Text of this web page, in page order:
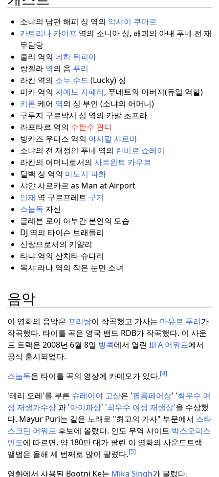
소냐의 남편 해피 싱 역의 악샤이 쿠마르
카트리나 카이프 역의 소니아 싱, 해피의 아내 푸네 전 재
무담당
줄리 역의 네하 뒤피아
랑젤라 역의 옴 푸리
라칸 역의 소누 수드 (Lucky) 싱
미카 역의 자예브 자페리, 푸네트의 아버지(듀얼 역할)
키론 케어 역의 싱 부인 (소냐의 어머니)
구루지 구르박시 싱 역의 카말 초프라
라프타르 역의 수한수 판디
방카즈 우다스 역의 야시팔 샤르마
소냐의 전 재정인 푸네 역의 란비르 쇼레이
라칸의 어머니로서의 사트완트 카우르
딜백 싱 역의 마노지 파화
샤얀 사르카르 as Man at Airport
만재 역 구르프레트 구기
스눕독 자신
글레븐 로이 아부간 본연의 모습
DJ 역의 타이슨 브래들리
신랑으로서의 키얄리
타냐 역의 산치타 슈다리
목샤 라나 역의 작은 눈먼 소녀
음악
이 영화의 음악은 프리탐이 작곡했고 가사는 마유르 푸리가
작곡했다. 타이틀 곡은 영국 밴드 RDB가 작곡했다. 이 사운
드 트랙은 2008년 6월 8일 방콕에서 열린 IIFA 어워드에서
공식 출시되었다.
스눕독은 타이틀 곡의 영상에 카메오가 있다.[4]
'테리 오레'를 부른 슈레이야 고샬은 '필름페어상' '최우수 여
성 재생가수상'과 '아이파상' '최우수 여성 재생상'을 수상했
다. Mayur Puri는 같은 노래로 "최고의 가사" 부문에서 스타
스크린 어워드 후보에 올랐다. 인도 무역 사이트 박스오피스
인도에 따르면, 약 180만 대가 팔린 이 영화의 사운드트랙
앨범은 올해 세 번째로 많이 팔렸다.[5]
영화에서 사용된 Bootni Ke는 Mika Singh가 불렀다.